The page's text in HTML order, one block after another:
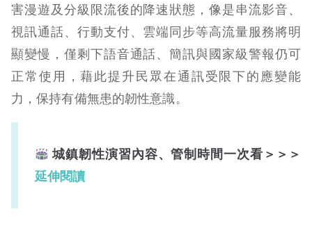
害漫遊及分級限流後的降速狀態，像是串流影音、
視訊通話、行動支付、雲端同步等高流量服務將明
顯變慢，僅剩下語音通話、簡訊與國家級警報仍可
正常使用，藉此提升民眾在通訊受限下的應變能
力，保持有備無患的韌性意識。
城鎮韌性演習內容、管制時間一次看 ＞＞＞
延伸閱讀